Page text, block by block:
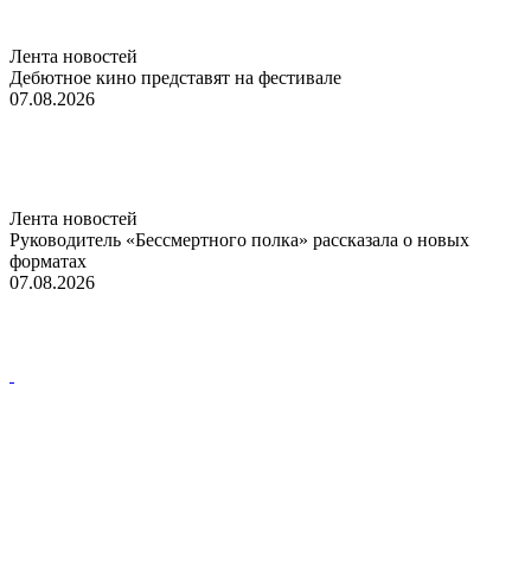
Лента новостей
Дебютное кино представят на фестивале
07.08.2026
Лента новостей
Руководитель «Бессмертного полка» рассказала о новых
форматах
07.08.2026